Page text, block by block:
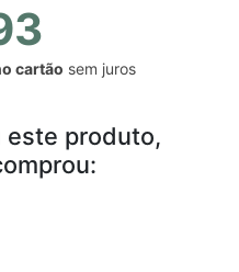
sem juros
este produto,